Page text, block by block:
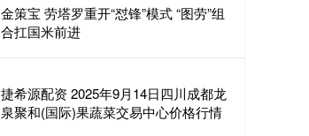
金策宝 劳塔罗重开“怼锋”模式 “图劳”组
合扛国米前进
捷希源配资 2025年9月14日四川成都龙
泉聚和(国际)果蔬菜交易中心价格行情